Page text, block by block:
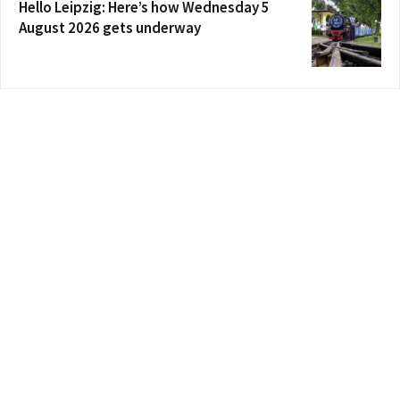
Hello Leipzig: Here’s how Wednesday 5
August 2026 gets underway